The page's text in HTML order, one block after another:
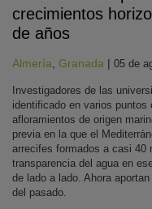
crecimientos
de años
Almería, Granada | 05 de
Investigadores de las
identificado en varios
afloramientos de origen
previa en la que el
arrecifes formados a casi 40
transparencia del agua en
de lado a lado. Ahora
del pasado.